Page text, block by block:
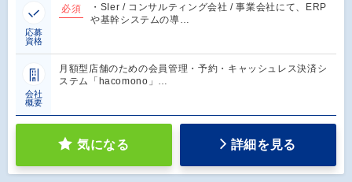
応募
資格
必須
・SIer / コンサルティング会社 / 事業会社にて、ERP
や基幹システムの導…
会社
概要
月額型店舗のための会員管理・予約・キャッシュレス決済シ
ステム「hacomono」…
気になる 詳細を見る